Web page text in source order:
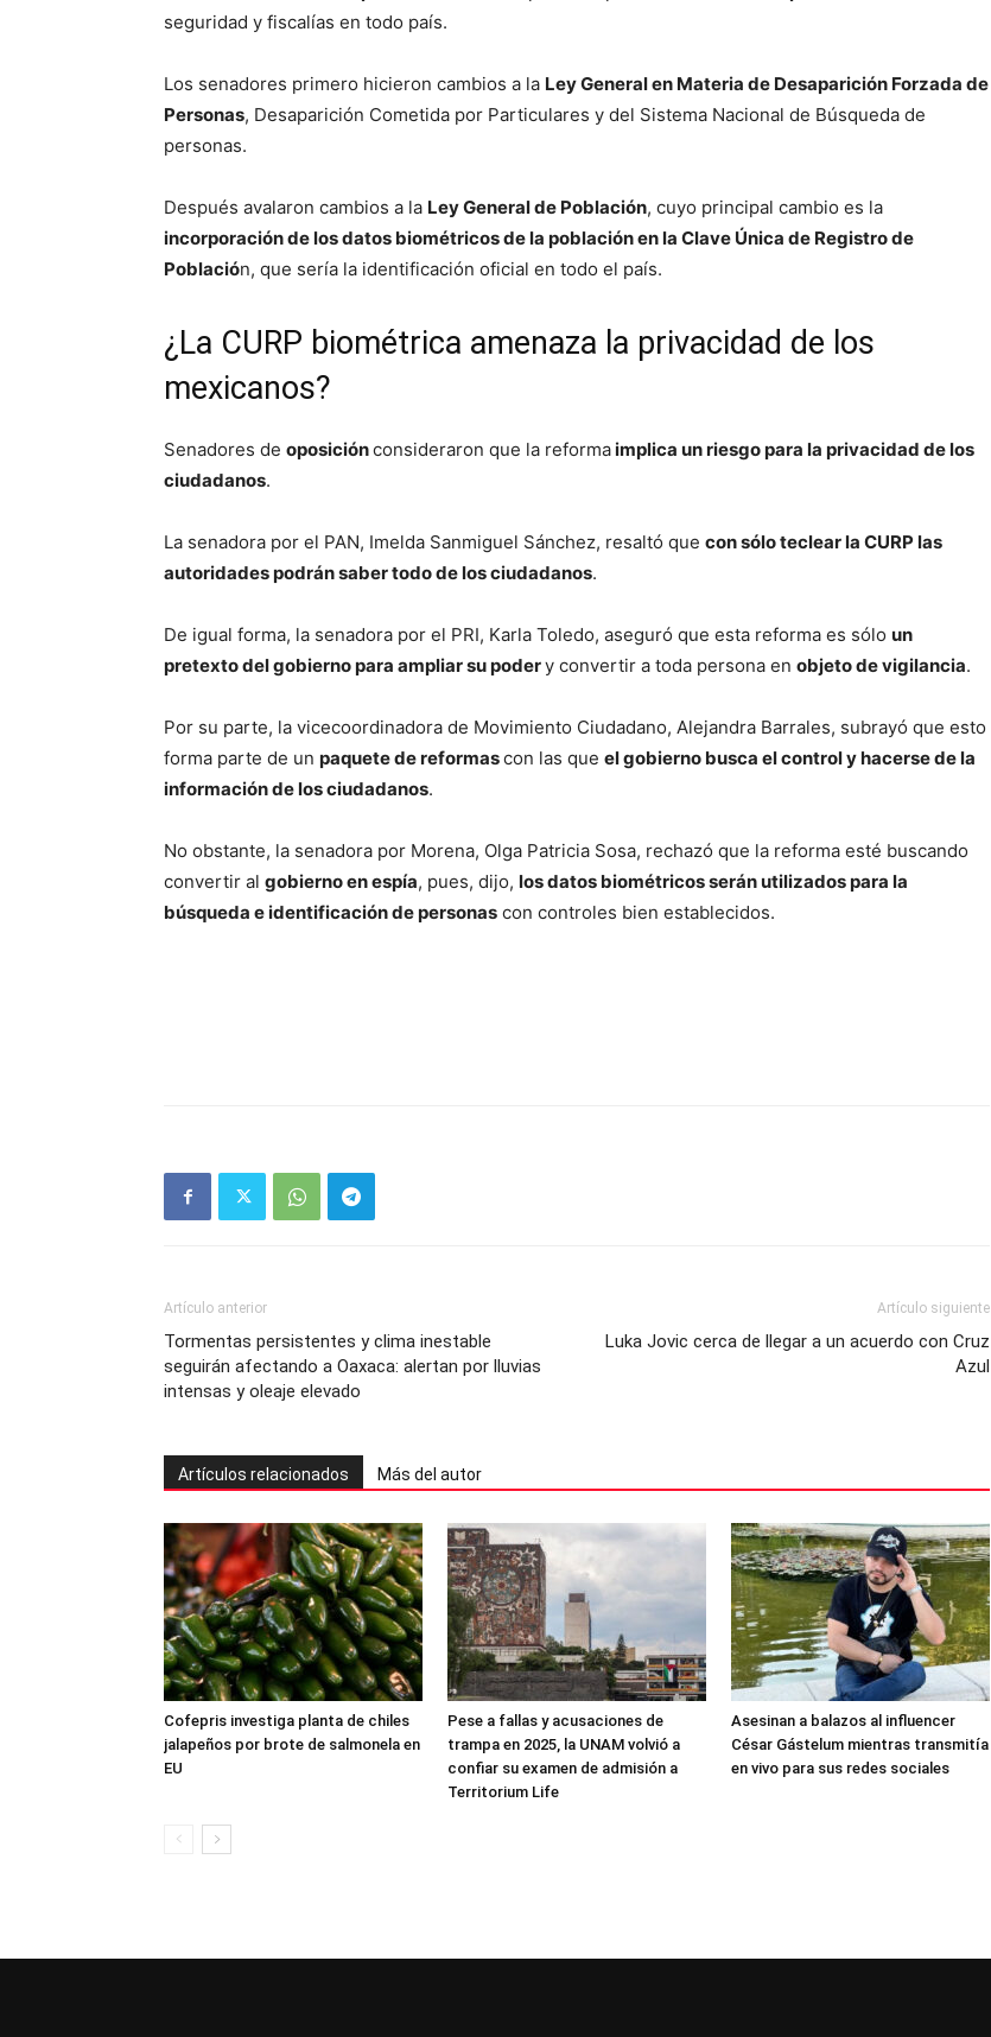
seguridad y fiscalías en todo país.
Los senadores primero hicieron cambios a la Ley General en Materia de Desaparición Forzada de
Personas, Desaparición Cometida por Particulares y del Sistema Nacional de Búsqueda de
personas.
Después avalaron cambios a la Ley General de Población, cuyo principal cambio es la
incorporación de los datos biométricos de la población en la Clave Única de Registro de
Población, que sería la identificación oficial en todo el país.
¿La CURP biométrica amenaza la privacidad de los
mexicanos?
Senadores de oposiciónconsideraron que la reformaimplica un riesgo para la privacidad de los
ciudadanos.
La senadora por el PAN, Imelda Sanmiguel Sánchez, resaltó que con sólo teclear la CURP las
autoridades podrán saber todo de los ciudadanos.
De igual forma, la senadora por el PRI, Karla Toledo, aseguró que esta reforma es sólo un
pretexto del gobierno para ampliar su podery convertir a toda persona en objeto de vigilancia.
Por su parte, la vicecoordinadora de Movimiento Ciudadano, Alejandra Barrales, subrayó que esto
forma parte de un paquete de reformascon las que el gobierno busca el control y hacerse de la
información de los ciudadanos.
No obstante, la senadora por Morena, Olga Patricia Sosa, rechazó que la reforma esté buscando
convertir al gobierno en espía, pues, dijo, los datos biométricos serán utilizados para la
búsqueda e identificación de personas con controles bien establecidos.
Artículo anterior
Tormentas persistentes y clima inestable
seguirán afectando a Oaxaca: alertan por lluvias
intensas y oleaje elevado
Artículo siguiente
Luka Jovic cerca de llegar a un acuerdo con Cruz
Azul
Artículos relacionados Más del autor
Cofepris investiga planta de chiles
jalapeños por brote de salmonela en
EU
Pese a fallas y acusaciones de
trampa en 2025, la UNAM volvió a
confiar su examen de admisión a
Territorium Life
Asesinan a balazos al influencer
César Gástelum mientras transmitía
en vivo para sus redes sociales